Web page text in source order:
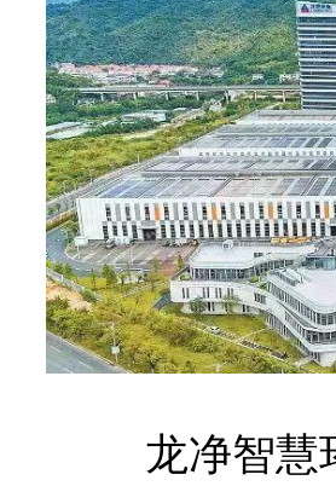
龙净智慧